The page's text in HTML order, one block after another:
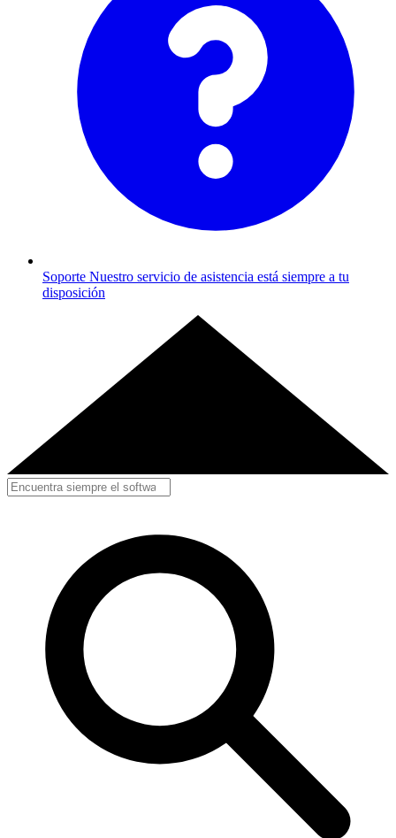
Soporte Nuestro servicio de asistencia está siempre a tu
disposición